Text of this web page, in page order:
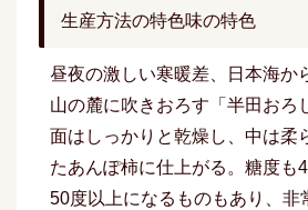
生産方法の特色味の特色
昼夜の激しい寒暖差、日本海か
山の麓に吹きおろす「半田おろ
面はしっかりと乾燥し、中は柔
たあんぽ柿に仕上がる。糖度も
50度以上になるものもあり、非